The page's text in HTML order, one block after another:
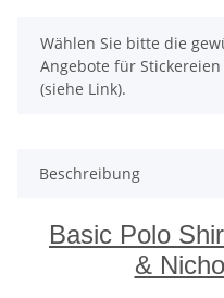
x
Wählen Sie bitte die
Angebote für
(siehe Link).
Beschreibung
Basic Polo
&